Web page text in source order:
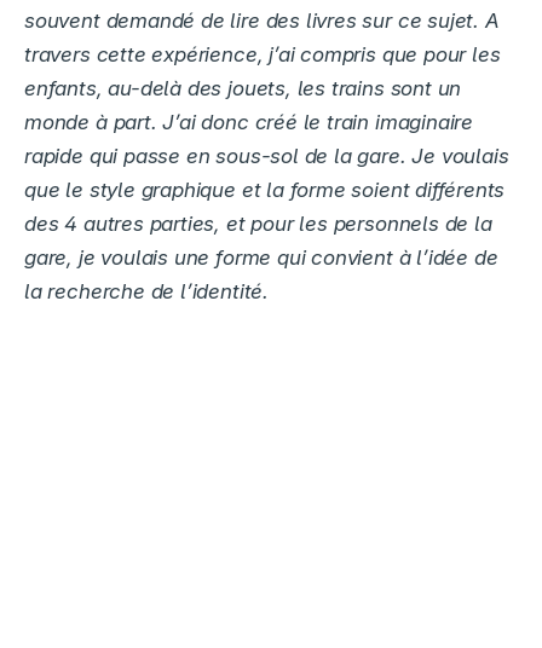
souvent demandé de lire des livres sur ce sujet. A
travers cette expérience, j’ai compris que pour les
enfants, au-delà des jouets, les trains sont un
monde à part. J’ai donc créé le train imaginaire
rapide qui passe en sous-sol de la gare. Je voulais
que le style graphique et la forme soient différents
des 4 autres parties, et pour les personnels de la
gare, je voulais une forme qui convient à l’idée de
la recherche de l’identité.